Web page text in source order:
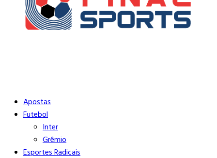
Buscar
Apostas
Futebol
Inter
Grêmio
Esportes Radicais